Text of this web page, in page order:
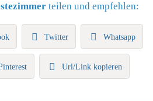
teilen und empfehlen:
Twitter Whatsapp
Url/Link kopieren